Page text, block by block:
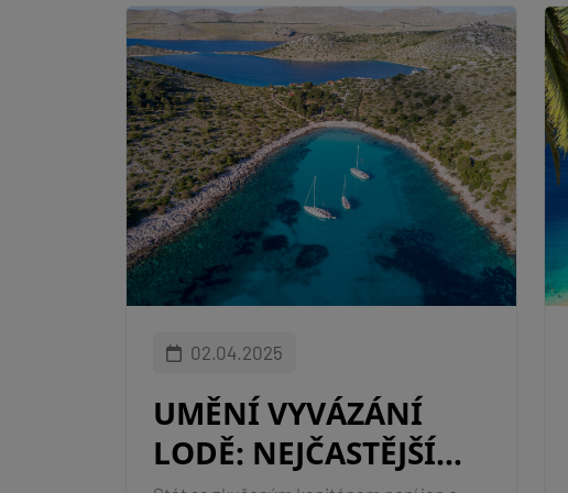
02.04.2025
UMĚNÍ VYVÁZÁNÍ
LODĚ: NEJČASTĚJŠÍ